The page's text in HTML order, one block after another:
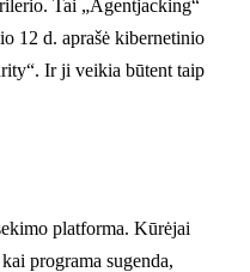
Tai „Agentjacking“
12 d. aprašė kibernetinio
Ir ji veikia būtent taip
platforma. Kūrėjai
programa sugenda,